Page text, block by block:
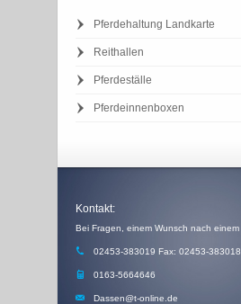
Pferdehaltung Landkarte
Reithallen
Pferdeställe
Pferdeinnenboxen
Kontakt:
02453-383019 Fax: 02453-383018
0163-5664646
Dassen@t-online.de